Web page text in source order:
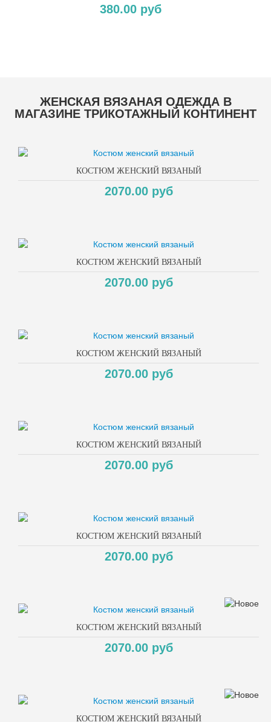
380.00 руб
ЖЕНСКАЯ ВЯЗАНАЯ ОДЕЖДА В
МАГАЗИНЕ ТРИКОТАЖНЫЙ КОНТИНЕНТ
КОСТЮМ ЖЕНСКИЙ ВЯЗАНЫЙ
2070.00 руб
КОСТЮМ ЖЕНСКИЙ ВЯЗАНЫЙ
2070.00 руб
КОСТЮМ ЖЕНСКИЙ ВЯЗАНЫЙ
2070.00 руб
КОСТЮМ ЖЕНСКИЙ ВЯЗАНЫЙ
2070.00 руб
КОСТЮМ ЖЕНСКИЙ ВЯЗАНЫЙ
2070.00 руб
КОСТЮМ ЖЕНСКИЙ ВЯЗАНЫЙ
2070.00 руб
КОСТЮМ ЖЕНСКИЙ ВЯЗАНЫЙ